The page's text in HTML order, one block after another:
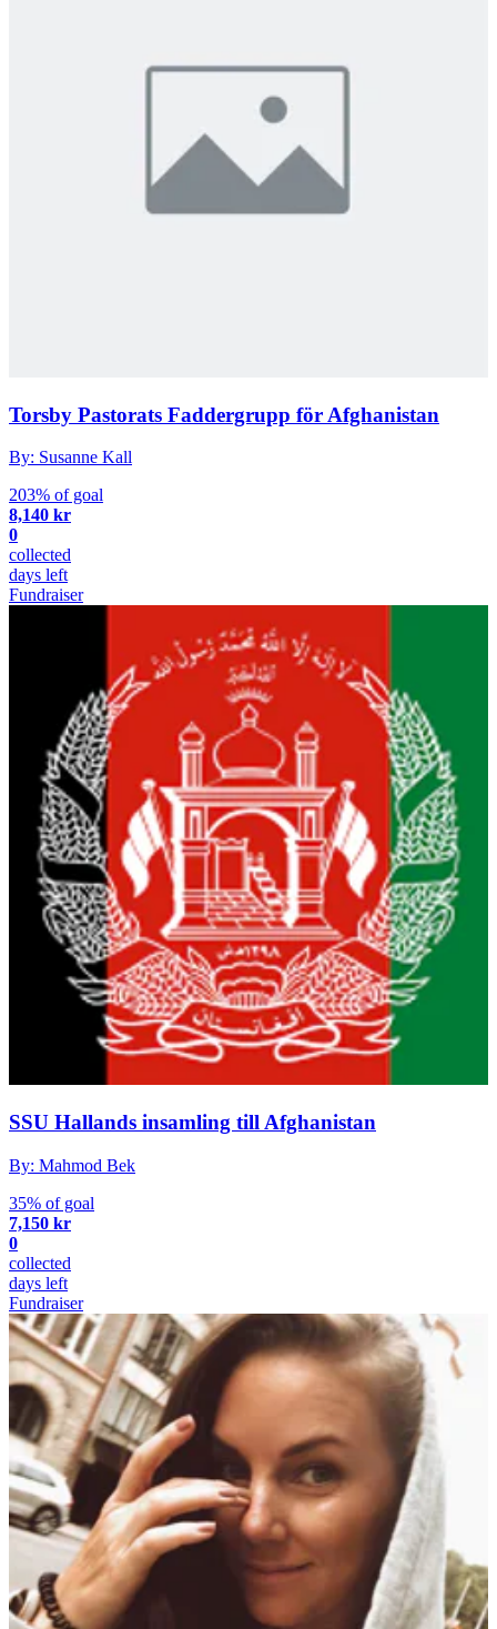
Torsby Pastorats Faddergrupp för Afghanistan
By: Susanne Kall
203% of goal
8,140 kr
0
collected
days left
Fundraiser
SSU Hallands insamling till Afghanistan
By: Mahmod Bek
35% of goal
7,150 kr
0
collected
days left
Fundraiser